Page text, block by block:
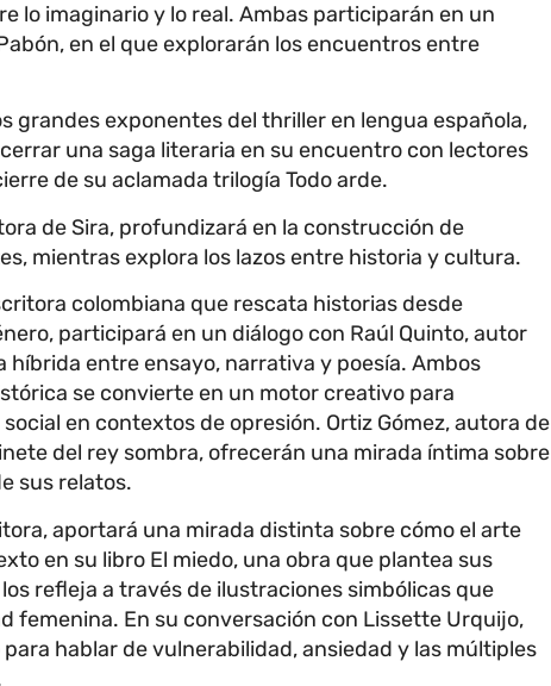
lo imaginario y lo real. Ambas participarán en un
en el que explorarán los encuentros entre
grandes exponentes del thriller en lengua española,
una saga literaria en su encuentro con lectores
de su aclamada trilogía Todo arde.
de Sira, profundizará en la construcción de
mientras explora los lazos entre historia y cultura.
colombiana que rescata historias desde
participará en un diálogo con Raúl Quinto, autor
híbrida entre ensayo, narrativa y poesía. Ambos
se convierte en un motor creativo para
en contextos de opresión. Ortiz Gómez, autora de
del rey sombra, ofrecerán una mirada íntima sobre
sus relatos.
aportará una mirada distinta sobre cómo el arte
en su libro El miedo, una obra que plantea sus
refleja a través de ilustraciones simbólicas que
femenina. En su conversación con Lissette Urquijo,
hablar de vulnerabilidad, ansiedad y las múltiples